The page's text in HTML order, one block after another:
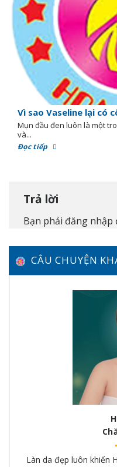
Vì sao Vaseline lại có
Mụn đầu đen luôn là một
và...
Đọc tiếp
Trả lời
Bạn phải đăng nhập
CÂU CHUYỆN
Làn da đẹp luôn khiến